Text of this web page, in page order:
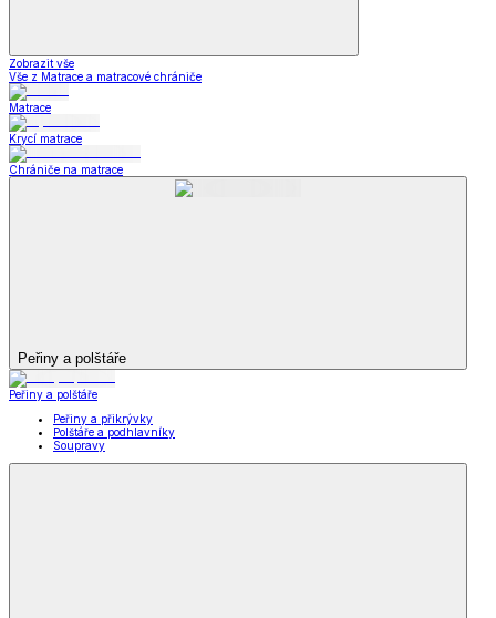
Zobrazit vše
Vše z Matrace a matracové chrániče
Matrace
Krycí matrace
Chrániče na matrace
Peřiny a polštáře
Peřiny a polštáře
Peřiny a přikrývky
Polštáře a podhlavníky
Soupravy